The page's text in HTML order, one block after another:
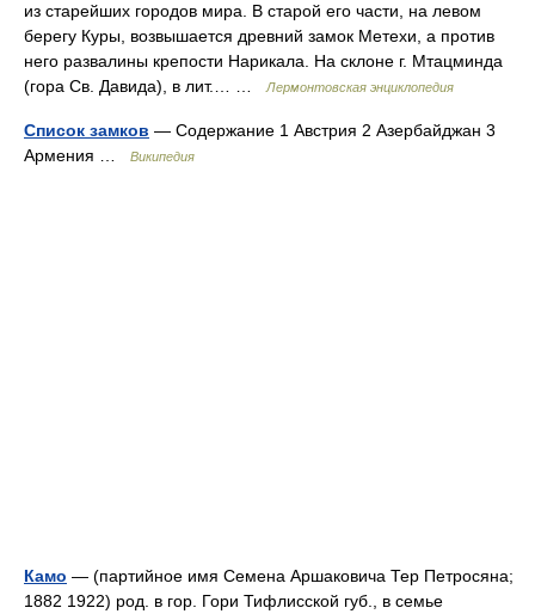
из старейших городов мира. В старой его части, на левом
берегу Куры, возвышается древний замок Метехи, а против
него развалины крепости Нарикала. На склоне г. Мтацминда
(гора Св. Давида), в лит.… …
Лермонтовская энциклопедия
Список замков — Содержание 1 Австрия 2 Азербайджан 3
Армения …
Википедия
Камо — (партийное имя Семена Аршаковича Тер Петросяна;
1882 1922) род. в гор. Гори Тифлисской губ., в семье